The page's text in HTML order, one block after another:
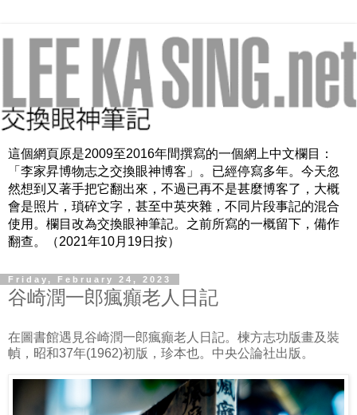
這個網頁原是2009至2016年間撰寫的一個網上中文欄目：
「李家昇博物志之交換眼神博客」。已經停寫多年。今天忽
然想到又著手把它翻出來，不過已再不是甚麼博客了，大概
會是照片，瑣碎文字，甚至中英夾雜，不同片段事記的混合
使用。欄目改為交換眼神筆記。之前所寫的一概留下，備作
翻查。（2021年10月19日按）
Friday, February 24, 2023
谷崎潤一郎瘋癲老人日記
在圖書館遇見谷崎潤一郎瘋癲老人日記。楝方志功版畫及裝
幀，昭和37年(1962)初版，珍本也。中央公論社出版。